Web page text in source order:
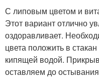
С липовым цветом и
Этот вариант отлично
оздоравливает.
цвета положить в
кипящей водой.
оставляем до